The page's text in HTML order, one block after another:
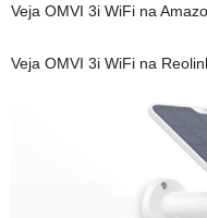
Veja OMVI 3i WiFi na
Veja OMVI 3i WiFi na